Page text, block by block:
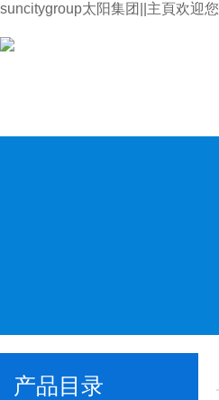
suncitygroup太阳集团||主頁欢迎您
产品目录